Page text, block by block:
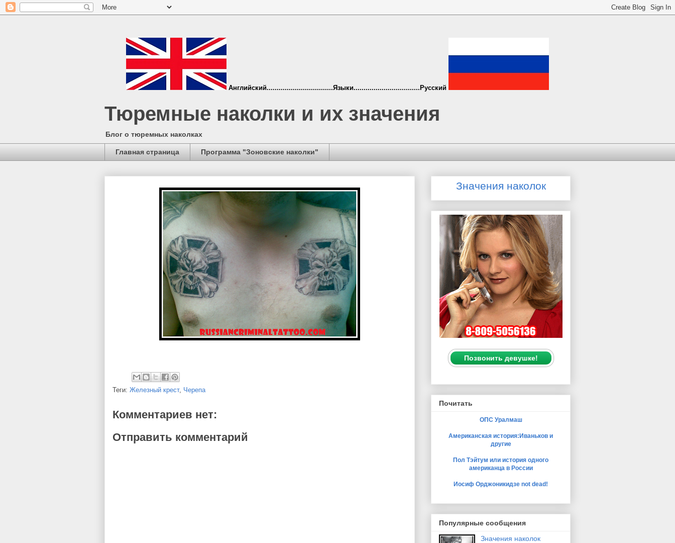
Английский.................................Языки.................................Русский
Тюремные наколки и их значения
Блог о тюремных наколках
Главная страница Программа "Зоновские наколки"
Теги: Железный крест, Черепа
Комментариев нет:
Отправить комментарий
Значения наколок
Позвонить девушке!
Почитать
ОПС Уралмаш
Американская история:Иваньков и
другие
Пол Тэйтум или история одного
американца в России
Иосиф Орджоникидзе not dead!
Популярные сообщения
Значения наколок